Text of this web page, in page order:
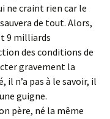
ne craint rien car le
de tout. Alors,
9 milliards
des conditions de
gravement la
il n’a pas à le savoir, il
guigne.
père, né la même